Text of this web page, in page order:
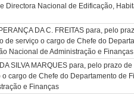
Directora Nacional de Edificação,
DA C. FREITAS para, pelo
de serviço o cargo de Chefe do
Nacional de Administração e Finanças
SILVA MARQUES para, pelo prazo
cargo de Chefe do Departamento de
e Finanças